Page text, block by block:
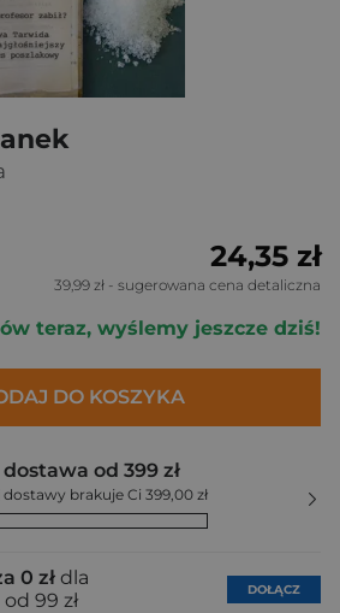
24,35 zł
39,99 zł - sugerowana cena detaliczna
teraz, wyślemy jeszcze dziś!
DO KOSZYKA
od 399 zł
brakuje Ci 399,00 zł
0 zł dla
99 zł
DOŁĄCZ